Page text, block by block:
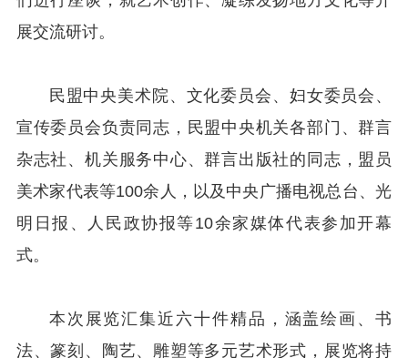
展交流研讨。
民盟中央美术院、文化委员会、妇女委员会、
宣传委员会负责同志，民盟中央机关各部门、群言
杂志社、机关服务中心、群言出版社的同志，盟员
美术家代表等100余人，以及中央广播电视总台、光
明日报、人民政协报等10余家媒体代表参加开幕
式。
本次展览汇集近六十件精品，涵盖绘画、书
法、篆刻、陶艺、雕塑等多元艺术形式，展览将持